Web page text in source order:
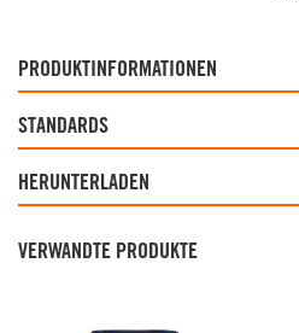
PRODUKTINFORMATIONEN
STANDARDS
HERUNTERLADEN
VERWANDTE PRODUKTE